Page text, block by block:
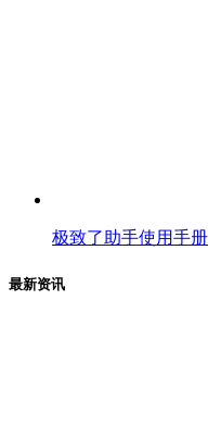
极致了助手使用手册
最新资讯